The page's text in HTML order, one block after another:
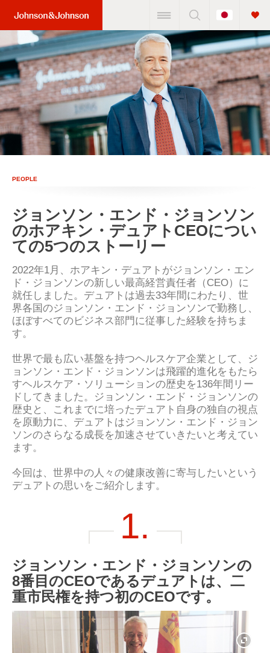
(JNJ
Logo)
Change
Country
PEOPLE
ジョンソン・エンド・ジョンソン
のホアキン・デュアトCEOについ
ての5つのストーリー
2022年1月、ホアキン・デュアトがジョンソン・エン
ド・ジョンソンの新しい最高経営責任者（CEO）に
就任しました。デュアトは過去33年間にわたり、世
界各国のジョンソン・エンド・ジョンソンで勤務し、
ほぼすべてのビジネス部門に従事した経験を持ちま
す。
世界で最も広い基盤を持つヘルスケア企業として、ジ
ョンソン・エンド・ジョンソンは飛躍的進化をもたら
すヘルスケア・ソリューションの歴史を136年間リー
ドしてきました。ジョンソン・エンド・ジョンソンの
歴史と、これまでに培ったデュアト自身の独自の視点
を原動力に、デュアトはジョンソン・エンド・ジョン
ソンのさらなる成長を加速させていきたいと考えてい
ます。
今回は、世界中の人々の健康改善に寄与したいという
デュアトの思いをご紹介します。
1.
ジョンソン・エンド・ジョンソンの
8番目のCEOであるデュアトは、二
重市民権を持つ初のCEOです。